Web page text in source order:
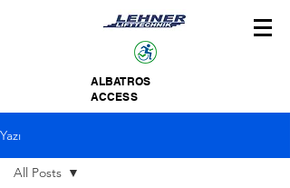
ALBATROS
ACCESS
Yazı
All Posts